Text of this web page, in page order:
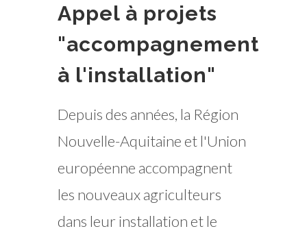
Appel à projets
"accompagnement
à l'installation"
Depuis des années, la Région
Nouvelle-Aquitaine et l'Union
européenne accompagnent
les nouveaux agriculteurs
dans leur installation et le